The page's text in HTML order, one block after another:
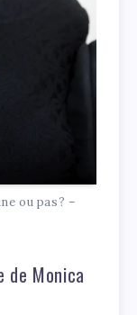
ou pas? –
Monica